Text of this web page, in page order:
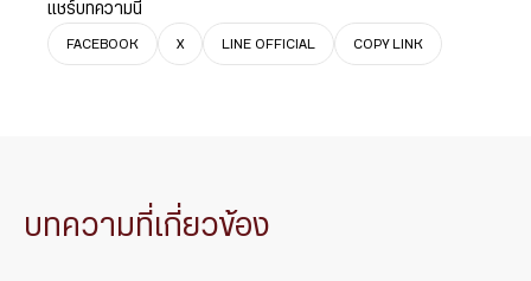
แชร์บทความนี้
FACEBOOK X LINE OFFICIAL COPY LINK
บทความที่เกี่ยวข้อง